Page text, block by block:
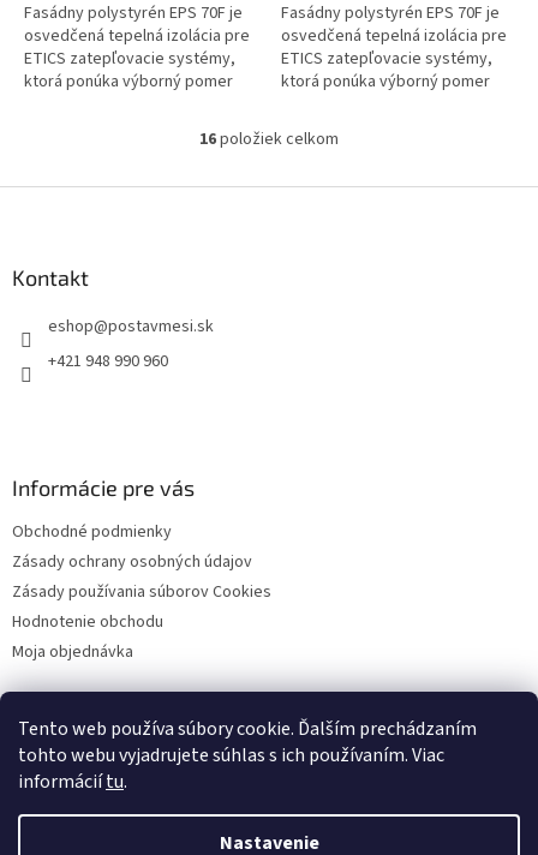
Tento web používa súbory cookie. Ďalším prechádzaním
tohto webu vyjadrujete súhlas s ich používaním. Viac
informáciítu.
Nastavenie
Fasádny polystyrén EPS 70F je
osvedčená tepelná izolácia pre
ETICS zatepľovacie systémy,
ktorá ponúka výborný pomer
Fasádny polystyrén EPS 70F je
osvedčená tepelná izolácia pre
ETICS zatepľovacie systémy,
ktorá ponúka výborný pomer
nízkou hmotnosťou,
jednoduchou...
O
l
u
16položiek celkom
Kontakt
eshop@postavmesi.sk
+421 948 990 960
Informácie pre vás
Obchodné podmienky
Zásady ochrany osobných údajov
Zásady používania súborov Cookies
Hodnotenie obchodu
Moja objednávka
Facebook
Vytvoril Shoptet